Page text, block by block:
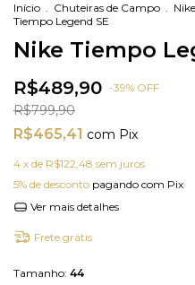
Início . Chuteiras de Campo .
Tiempo Legend SE
Nike Tiempo
R$489,90 -39% OFF
R$799,90
R$465,41 com Pix
4 x de R$122,48 sem juros
5% de desconto pagando com Pix
Ver mais detalhes
Frete grátis
Tamanho: 44